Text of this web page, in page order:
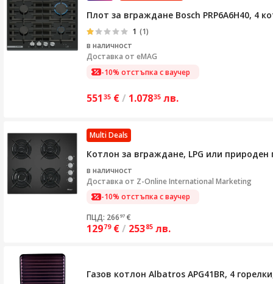
Плот за вграждане Bosch PRP6A6H40, 4
1 (1)
в наличност
Доставка от eMAG
-10% отстъпка с ваучер
551 35 €/ 1.07835 лв.
Multi Deals
Котлон за вграждане, LPG или природен
в наличност
Доставка от Z-Online International Marketing
-10% отстъпка с ваучер
ПЦД: 266 97 €
12979 €/ 25385 лв.
Газов котлон Albatros APG41BR, 4